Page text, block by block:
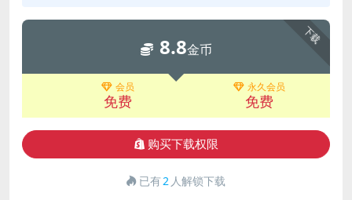
下载
8.8金币
会员
免费
永久会员
免费
购买下载权限
已有2 人解锁下载